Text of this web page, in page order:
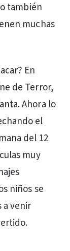
también
muchas
En
de Terror,
Ahora lo
el
del 12
muy
niños se
a venir